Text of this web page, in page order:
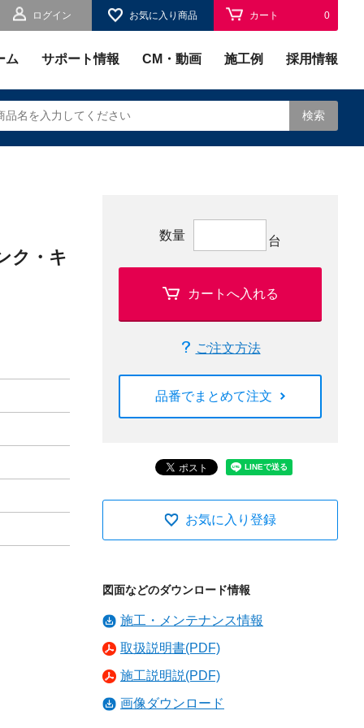
ログイン お気に入り商品 カート 0
ム サポート情報 CM・動画 施工例 採用情報
検索
ク・キ
数量 台
カートへ入れる
ご注文方法
品番でまとめて注文
お気に入り登録
図面などのダウンロード情報
施工・メンテナンス情報
取扱説明書(PDF)
施工説明説(PDF)
画像ダウンロード